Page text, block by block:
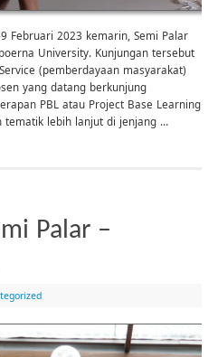
Februari 2023 kemarin, Semi Palar
University. Kunjungan tersebut
(pemberdayaan masyarakat)
yang datang berkunjung
PBL atau Project Base Learning
tematik lebih lanjut di jenjang …
Palar –